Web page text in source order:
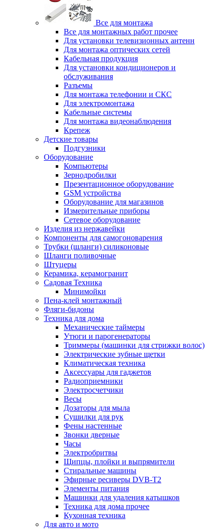
Все для монтажа
Все для монтажных работ прочее
Для установки телевизионных антенн
Для монтажа оптических сетей
Кабельная продукция
Для установки кондиционеров и
обслуживания
Разъемы
Для монтажа телефонии и СКС
Для электромонтажа
Кабельные системы
Для монтажа видеонаблюдения
Крепеж
Детские товары
Подгузники
Оборудование
Компьютеры
Зернодробилки
Презентационное оборудование
GSM устройства
Оборудование для магазинов
Измерительные приборы
Сетевое оборудование
Изделия из нержавейки
Компоненты для самогоноварения
Трубки (шланги) силиконовые
Шланги поливочные
Штуцеры
Керамика, керамогранит
Садовая Техника
Минимойки
Пена-клей монтажный
Фляги-бидоны
Техника для дома
Механические таймеры
Утюги и парогенераторы
Триммеры (машинки для стрижки волос)
Электрические зубные щетки
Климатическая техника
Аксессуары для гаджетов
Радиоприемники
Электросчетчики
Весы
Дозаторы для мыла
Сушилки для рук
Фены настенные
Звонки дверные
Часы
Электробритвы
Щипцы, плойки и выпрямители
Стиральные машины
Эфирные ресиверы DVB-T2
Элементы питания
Машинки для удаления катышков
Техника для дома прочее
Кухонная техника
Для авто и мото